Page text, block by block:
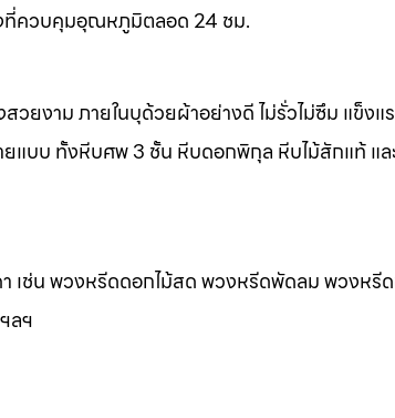
งที่ควบคุมอุณหภูมิตลอด 24 ชม.
วยงาม ภายในบุด้วยผ้าอย่างดี ไม่รั่วไม่ซึม แข็งแ
ยแบบ ทั้งหีบศพ 3 ชั้น หีบดอกพิกุล หีบไม้สักแท้ แ
เช่น พวงหรีดดอกไม้สด พวงหรีดพัดลม พวงหรี
ลฯ